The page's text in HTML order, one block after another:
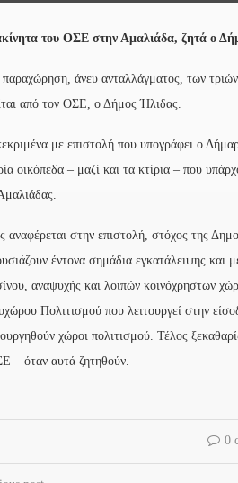
του ΟΣΕ στην Αμαλιάδα, ζητά ο
άνευ ανταλλάγματος, των
από τον ΟΣΕ, ο Δήμος Ήλιδας.
με επιστολή που υπογράφει ο
οικόπεδα – μαζί και τα κτίρια – που
αναφέρεται στην επιστολή, στόχος της
έντονα σημάδια εγκατάλειψης
αναψυχής και λοιπών κοινόχρηστων
Πολιτισμού που λειτουργεί στην
χώροι πολιτισμού. Τέλος
– όταν αυτά ζητηθούν.
0